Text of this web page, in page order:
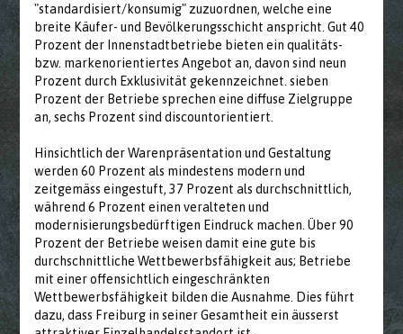
"standardisiert/konsumig" zuzuordnen, welche eine
breite Käufer- und Bevölkerungsschicht anspricht. Gut 40
Prozent der Innenstadtbetriebe bieten ein qualitäts-
bzw. markenorientiertes Angebot an, davon sind neun
Prozent durch Exklusivität gekennzeichnet. sieben
Prozent der Betriebe sprechen eine diffuse Zielgruppe
an, sechs Prozent sind discountorientiert.
Hinsichtlich der Warenpräsentation und Gestaltung
werden 60 Prozent als mindestens modern und
zeitgemäss eingestuft, 37 Prozent als durchschnittlich,
während 6 Prozent einen veralteten und
modernisierungsbedürftigen Eindruck machen. Über 90
Prozent der Betriebe weisen damit eine gute bis
durchschnittliche Wettbewerbsfähigkeit aus; Betriebe
mit einer offensichtlich eingeschränkten
Wettbewerbsfähigkeit bilden die Ausnahme. Dies führt
dazu, dass Freiburg in seiner Gesamtheit ein äusserst